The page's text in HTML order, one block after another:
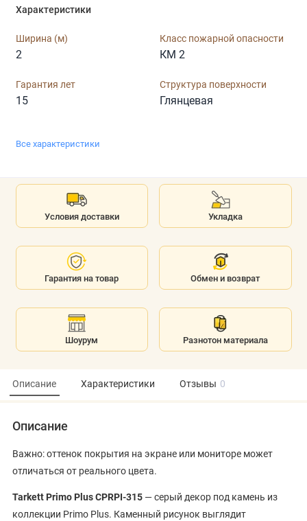
Характеристики
Ширина (м)
2
Класс пожарной опасности
КМ 2
Гарантия лет
15
Структура поверхности
Глянцевая
Все характеристики
Условия доставки Укладка
Гарантия на товар Обмен и возврат
Шоурум Разнотон материала
Описание Характеристики Отзывы 0
Описание
Важно: оттенок покрытия на экране или мониторе может
отличаться от реального цвета.
Tarkett Primo Plus CPRPI-315 — серый декор под камень из
коллекции Primo Plus. Каменный рисунок выглядит